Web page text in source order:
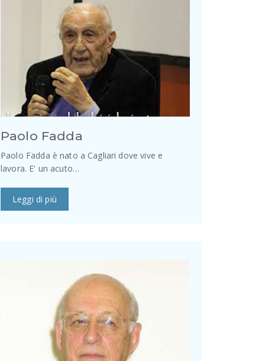
Paolo Fadda
Paolo Fadda è nato a Cagliari dove vive e
lavora. E' un acuto…
Leggi di più